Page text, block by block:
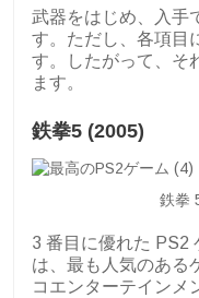
武器をはじめ、入手
す。ただし、各項目
す。したがって、そ
ます。
鉄拳5 (2005)
鉄拳
3 番目に優れた PS2
は、最も人気のある
コエンターテインメ